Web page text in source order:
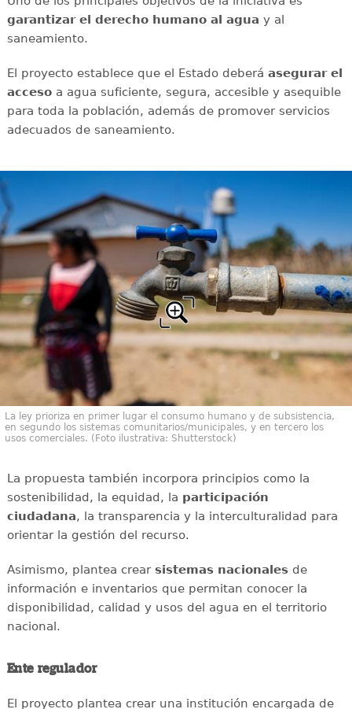
garantizar el derecho humano al agua y al
saneamiento.
El proyecto establece que el Estado deberá asegurar el
accesoa agua suficiente, segura, accesible y asequible
para toda la población, además de promover servicios
adecuados de saneamiento.
La ley prioriza en primer lugar el consumo humano y de subsistencia,
en segundo los sistemas comunitarios/municipales, y en tercero los
usos comerciales. (Foto ilustrativa: Shutterstock)
La propuesta también incorpora principios como la
sostenibilidad, la equidad, la participación
ciudadana, la transparencia y la interculturalidad para
orientar la gestión del recurso.
Asimismo, plantea crear sistemas nacionalesde
información e inventarios que permitan conocer la
disponibilidad, calidad y usos del agua en el territorio
nacional.
Ente regulador
El proyecto plantea crear una institución encargada de